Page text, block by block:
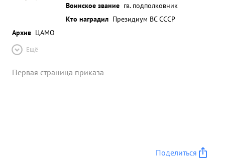
Воинское звание гв. подполковник
Кто наградил Президиум ВС СССР
Архив ЦАМО
Ещё
Первая страница приказа
Поделиться